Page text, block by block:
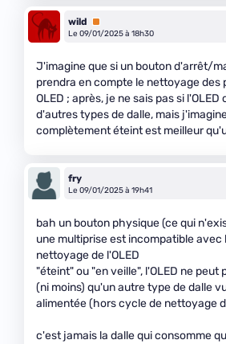
wild
Premium
Le 09/01/2025 à 18h30
J'imagine que si un bouton d'arrêt/
prendra en compte le nettoyage des
OLED ; après, je ne sais pas si
d'autres types de dalle, mais
complètement éteint est meilleur
fry
Le 09/01/2025 à 19h41
bah un bouton physique (ce qui
une multiprise est incompatible avec
nettoyage de l'OLED
"éteint" ou "en veille", l'OLED ne peut
(ni moins) qu'un autre type de dalle
alimentée (hors cycle de nettoyage
c'est jamais la dalle qui consomme